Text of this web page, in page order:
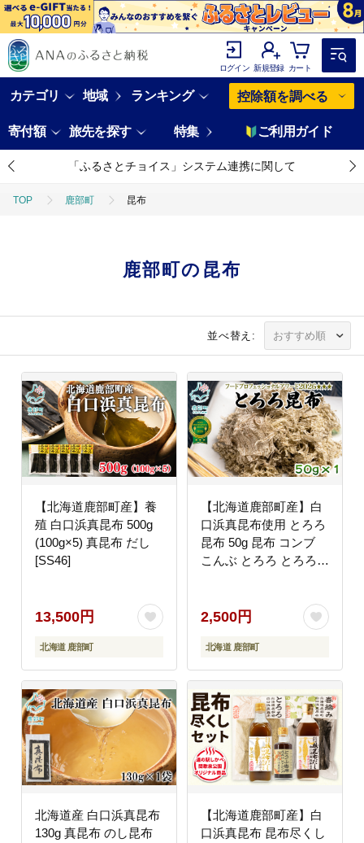
ログイン 新規登録 カート
カテゴリ 地域 ランキング 控除額を調べる
寄付額 旅先を探す 特集 ご利用ガイド
「ふるさとチョイス」システム連携に関して
TOP 鹿部町 昆布
鹿部町の昆布
並べ替え:
【北海道鹿部町産】養
殖 白口浜真昆布 500g
(100g×5) 真昆布 だし
[SS46]
13,500円
北海道 鹿部町
【北海道鹿部町産】白
口浜真昆布使用 とろろ
昆布 50g 昆布 コンブ
こんぶ とろろ とろろ昆
2,500円
北海道 鹿部町
北海道産 白口浜真昆布
130g 真昆布 のし昆布
【北海道鹿部町産】白
口浜真昆布 昆布尽くし